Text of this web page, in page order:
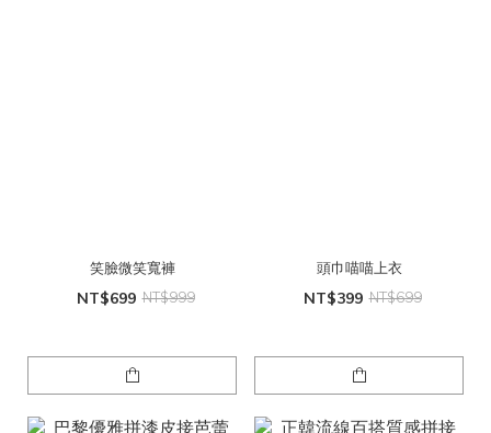
笑臉微笑寬褲
NT$699 NT$999
頭巾喵喵上衣
NT$399 NT$699